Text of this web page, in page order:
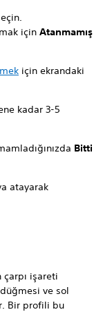
için Atanmamış
için ekrandaki
kadar 3-5
Bitti
atayarak
çarpı işareti
ve sol
Bir profili bu